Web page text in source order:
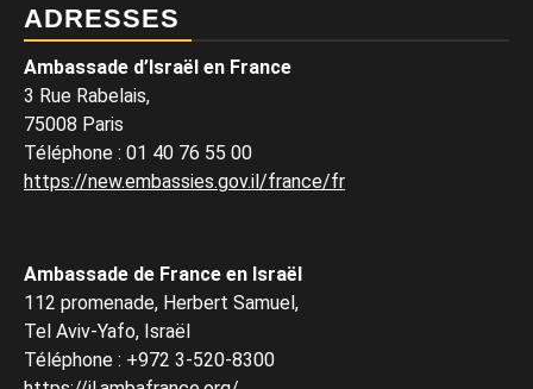
ADRESSES
Ambassade d’Israël en France
3 Rue Rabelais,
75008 Paris
Téléphone : 01 40 76 55 00
https://new.embassies.gov.il/france/fr
Ambassade de France en Israël
112 promenade, Herbert Samuel,
Tel Aviv-Yafo, Israël
Téléphone : +972 3-520-8300